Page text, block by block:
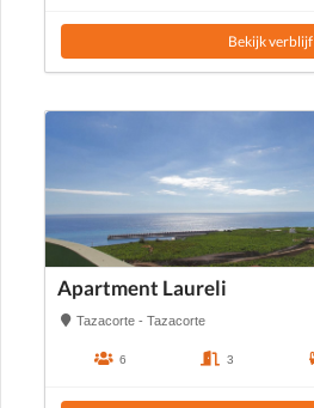
Bekijk verblijf
Apartment Laureli
Tazacorte - Tazacorte
6 3